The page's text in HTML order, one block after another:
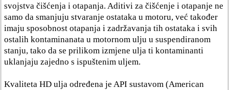
svojstva čišćenja i otapanja. Aditivi za čišćenje i otapanje ne
samo da smanjuju stvaranje ostataka u motoru, već također
imaju sposobnost otapanja i zadržavanja tih ostataka i svih
ostalih kontaminanata u motornom ulju u suspendiranom
stanju, tako da se prilikom izmjene ulja ti kontaminanti
uklanjaju zajedno s ispuštenim uljem.
Kvaliteta HD ulja određena je API sustavom (American